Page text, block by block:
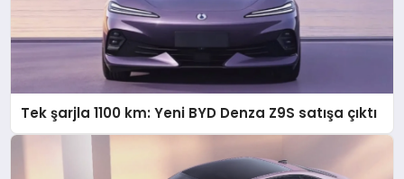
Tek şarjla 1100 km: Yeni BYD Denza Z9S satışa çıktı